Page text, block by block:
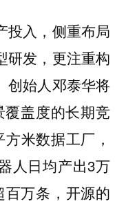
投入，侧重布局
研发，更注重构
创始人邓泰华将
盖度的长期竞
方米数据工厂 ，
人日均产出3万
万条， 开源的